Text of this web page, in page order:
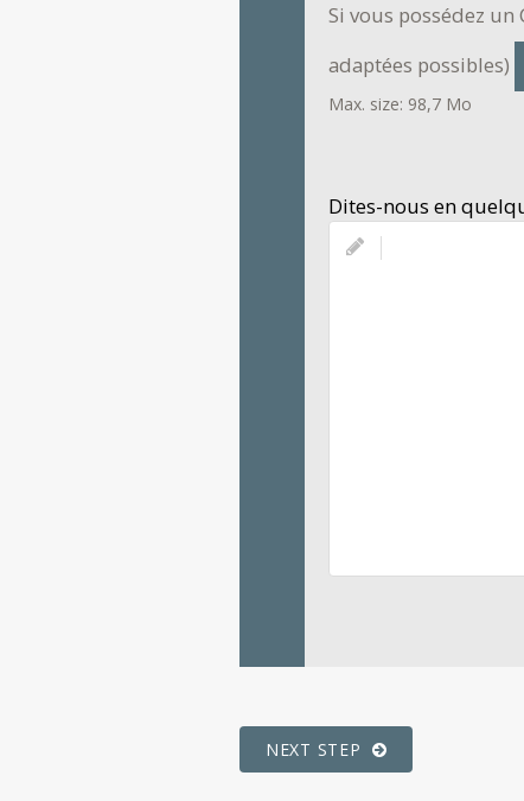
Si vous possédez
adaptées possibles)
Max. size: 98,7 Mo
Dites-nous en
NEXT STEP